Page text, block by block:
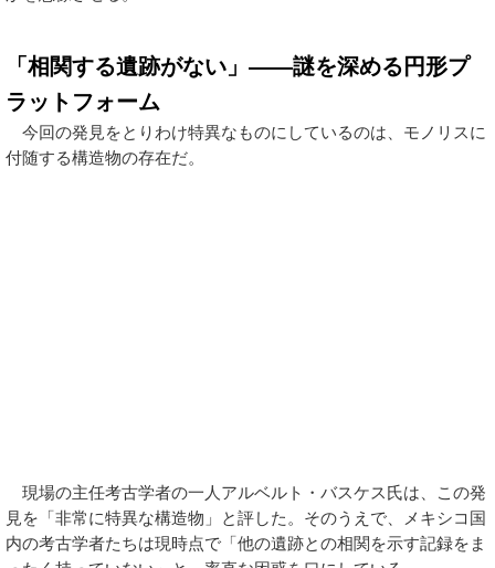
「相関する遺跡がない」——謎を深める円形プ
ラットフォーム
今回の発見をとりわけ特異なものにしているのは、モノリスに
付随する構造物の存在だ。
現場の主任考古学者の一人アルベルト・バスケス氏は、この発
見を「非常に特異な構造物」と評した。そのうえで、メキシコ国
内の考古学者たちは現時点で「他の遺跡との相関を示す記録をま